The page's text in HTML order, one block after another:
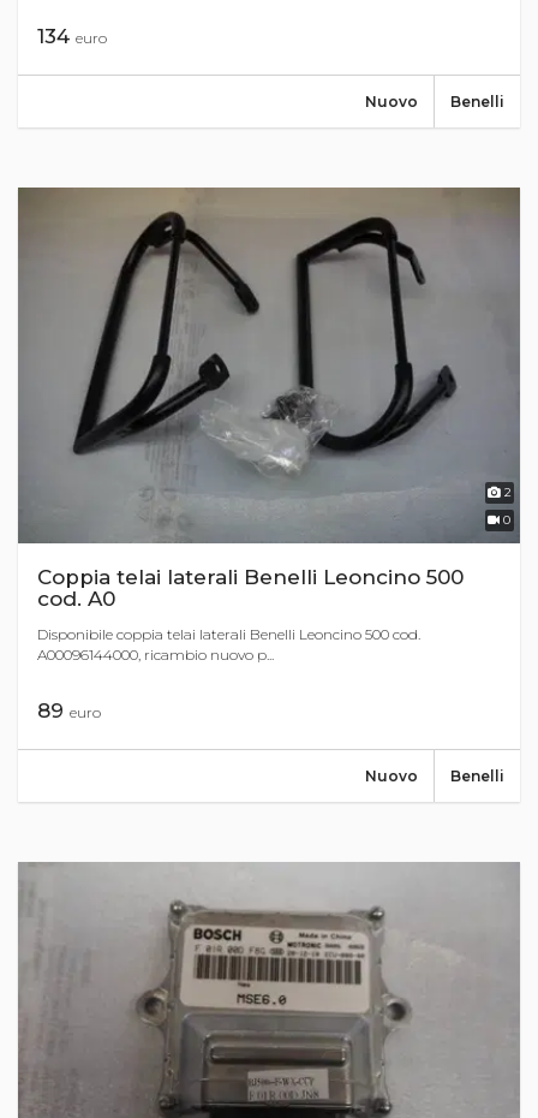
134 euro
Benelli
Nuovo
2
0
Coppia telai laterali Benelli Leoncino 500
cod. A0
Disponibile coppia telai laterali Benelli Leoncino 500 cod.
A00096144000, ricambio nuovo p...
89 euro
Benelli
Nuovo